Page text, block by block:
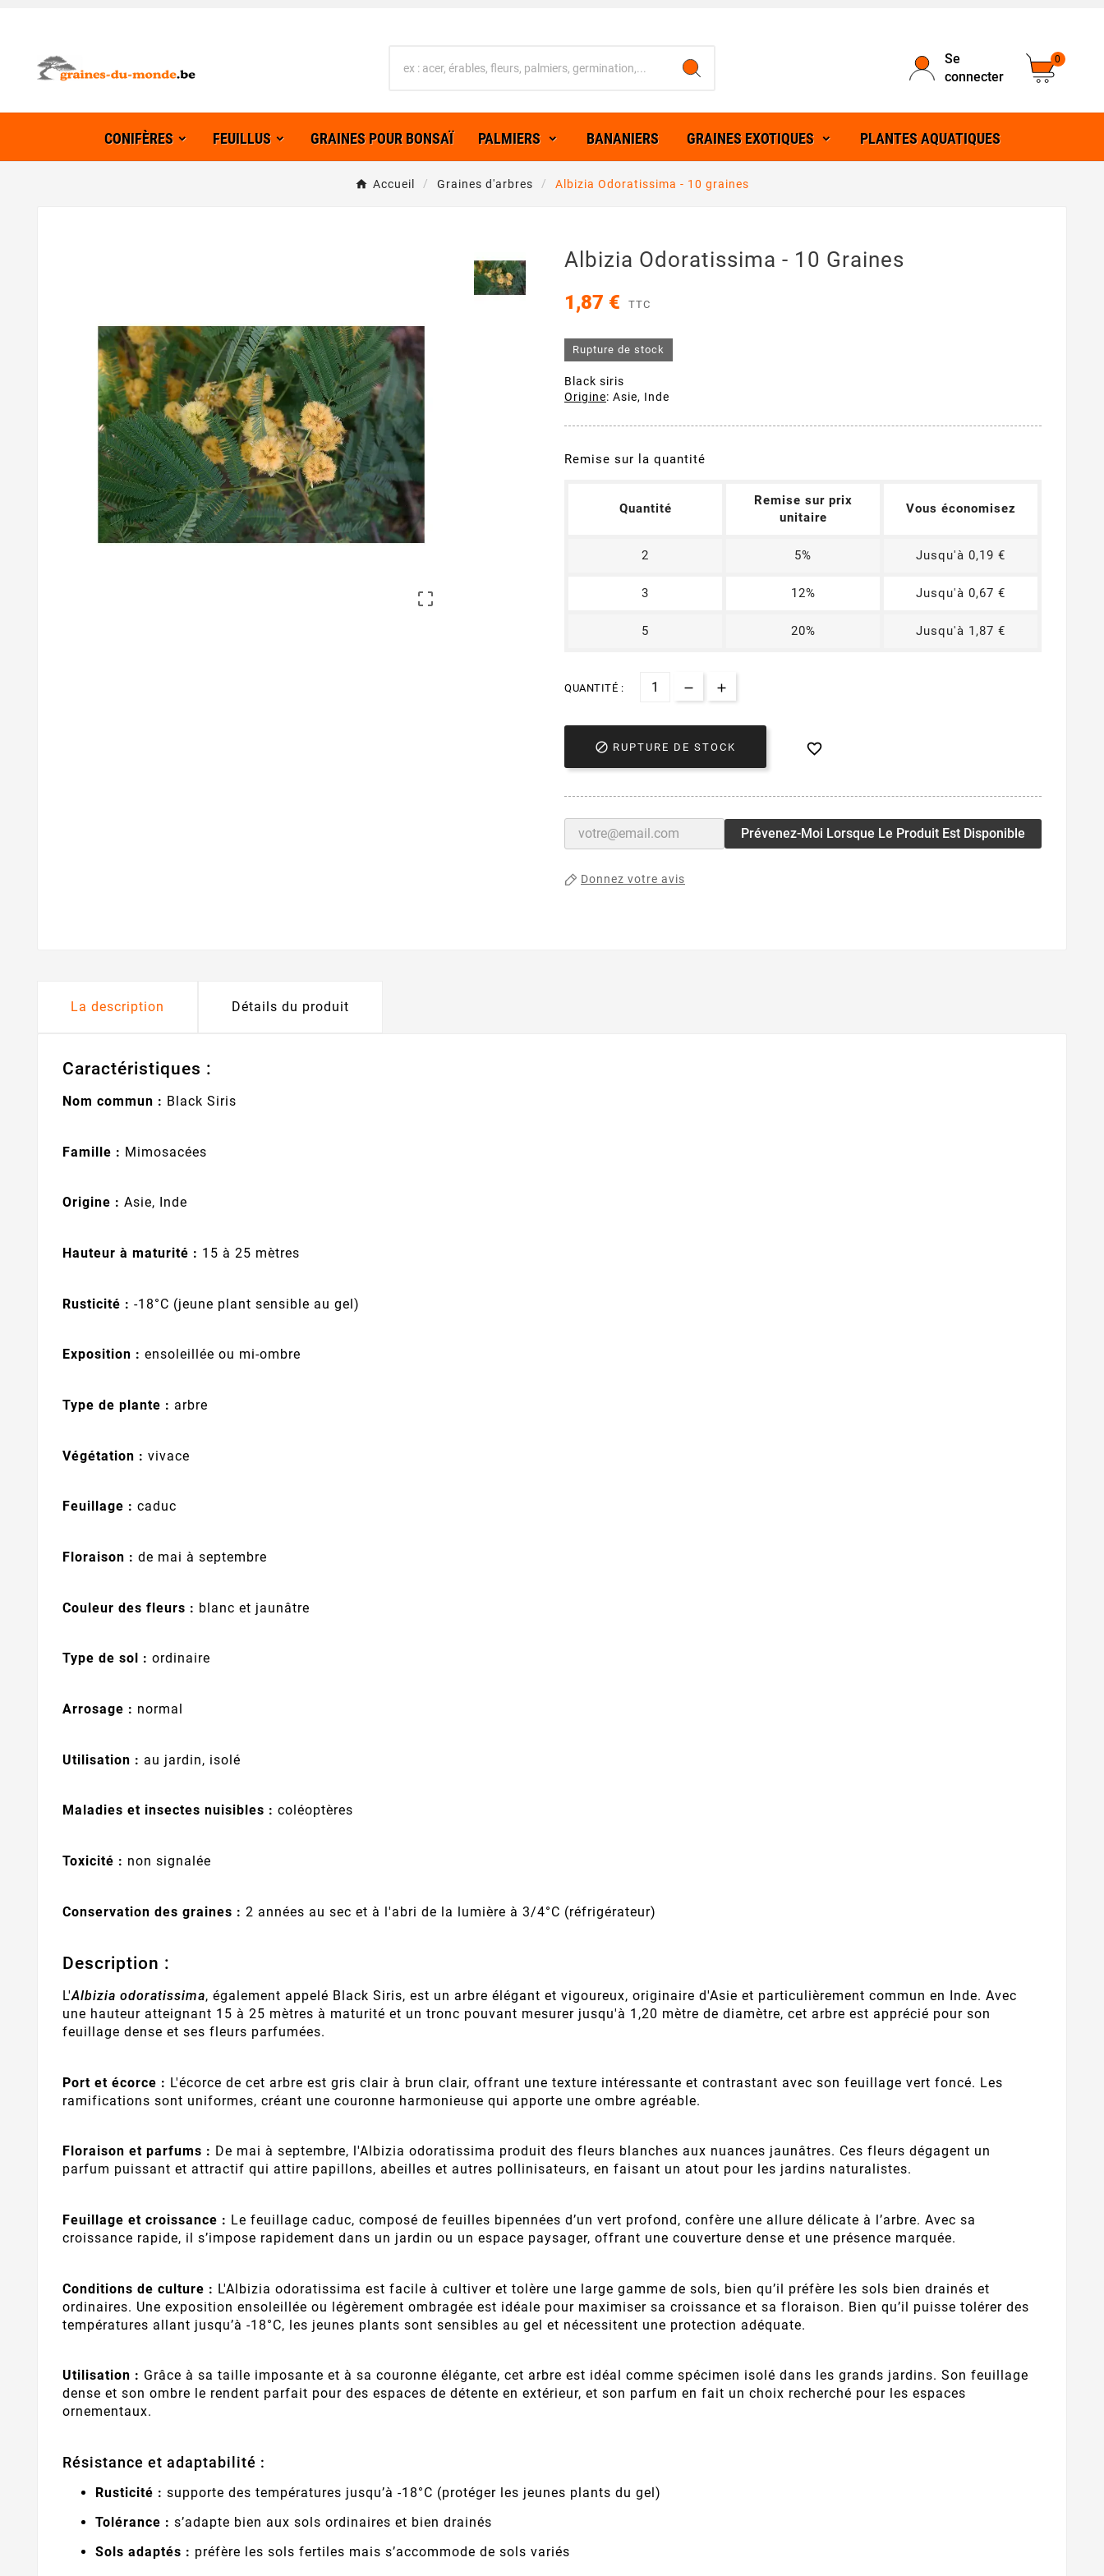
Se
connecter
0
CONIFÈRES FEUILLUS GRAINES POUR BONSAÏ PALMIERS BANANIERS GRAINES EXOTIQUES PLANTES AQUATIQUES
Accueil Graines d'arbres Albizia Odoratissima - 10 graines

Albizia Odoratissima - 10 Graines
1,87 € TTC
Rupture de stock
Black siris
Origine: Asie, Inde
Remise sur la quantité
Quantité
Remise sur prix
unitaire
Vous économisez
2 5% Jusqu'à 0,19 €
3 12% Jusqu'à 0,67 €
5 20% Jusqu'à 1,87 €
QUANTITÉ :
 RUPTURE DE STOCK 
Prévenez-Moi Lorsque Le Produit Est Disponible
Donnez votre avis
La description Détails du produit
Caractéristiques :
Nom commun : Black Siris
Famille : Mimosacées
Origine : Asie, Inde
Hauteur à maturité : 15 à 25 mètres
Rusticité : -18°C (jeune plant sensible au gel)
Exposition : ensoleillée ou mi-ombre
Type de plante : arbre
Végétation : vivace
Feuillage : caduc
Floraison : de mai à septembre
Couleur des fleurs : blanc et jaunâtre
Type de sol : ordinaire
Arrosage : normal
Utilisation : au jardin, isolé
Maladies et insectes nuisibles : coléoptères
Toxicité : non signalée
Conservation des graines : 2 années au sec et à l'abri de la lumière à 3/4°C (réfrigérateur)
Description :
L'Albizia odoratissima, également appelé Black Siris, est un arbre élégant et vigoureux, originaire d'Asie et particulièrement commun en Inde. Avec
une hauteur atteignant 15 à 25 mètres à maturité et un tronc pouvant mesurer jusqu'à 1,20 mètre de diamètre, cet arbre est apprécié pour son
feuillage dense et ses fleurs parfumées.
Port et écorce : L'écorce de cet arbre est gris clair à brun clair, offrant une texture intéressante et contrastant avec son feuillage vert foncé. Les
ramifications sont uniformes, créant une couronne harmonieuse qui apporte une ombre agréable.
Floraison et parfums : De mai à septembre, l'Albizia odoratissima produit des fleurs blanches aux nuances jaunâtres. Ces fleurs dégagent un
parfum puissant et attractif qui attire papillons, abeilles et autres pollinisateurs, en faisant un atout pour les jardins naturalistes.
Feuillage et croissance : Le feuillage caduc, composé de feuilles bipennées d’un vert profond, confère une allure délicate à l’arbre. Avec sa
croissance rapide, il s’impose rapidement dans un jardin ou un espace paysager, offrant une couverture dense et une présence marquée.
Conditions de culture : L'Albizia odoratissima est facile à cultiver et tolère une large gamme de sols, bien qu’il préfère les sols bien drainés et
ordinaires. Une exposition ensoleillée ou légèrement ombragée est idéale pour maximiser sa croissance et sa floraison. Bien qu’il puisse tolérer des
températures allant jusqu’à -18°C, les jeunes plants sont sensibles au gel et nécessitent une protection adéquate.
Utilisation : Grâce à sa taille imposante et à sa couronne élégante, cet arbre est idéal comme spécimen isolé dans les grands jardins. Son feuillage
dense et son ombre le rendent parfait pour des espaces de détente en extérieur, et son parfum en fait un choix recherché pour les espaces
ornementaux.
Résistance et adaptabilité :
Rusticité : supporte des températures jusqu’à -18°C (protéger les jeunes plants du gel)
Tolérance : s’adapte bien aux sols ordinaires et bien drainés
Sols adaptés : préfère les sols fertiles mais s’accommode de sols variés